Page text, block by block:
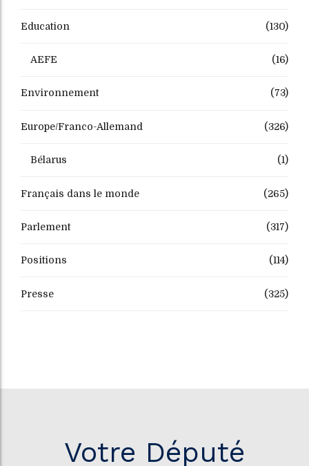
Education (130)
AEFE (16)
Environnement (73)
Europe/Franco-Allemand (326)
Bélarus (1)
Français dans le monde (265)
Parlement (317)
Positions (114)
Presse (325)
Votre Député